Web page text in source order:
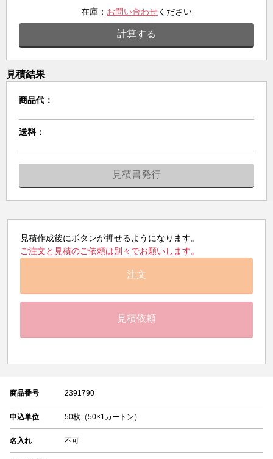
在庫： お問い合わせください
計算する
見積結果
商品代：
送料：
見積書発行
見積作成後にボタンが押せるようになります。
ご注文と見積のご依頼は別々でお願いします。
注文
見積依頼
商品番号 2391790
申込単位 50枚（50×1カートン）
名入れ 不可